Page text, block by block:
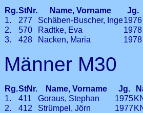
Rg.StNr. Name, Vorname Jg.
1.
277 Schäben-Buscher, Inge1976
2.
570 Radtke, Eva 1978
3.
428 Nacken, Maria 1978
Männer M30
Rg.StNr. Name, Vorname Jg.
1.
411 Goraus, Stephan 1975
2.
412 Strümpel, Jörn 1977